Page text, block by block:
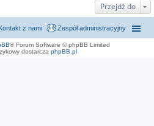
Przejdź do
Zespół administracyjny
z nami
® Forum Software © phpBB Limited
dostarcza phpBB.pl